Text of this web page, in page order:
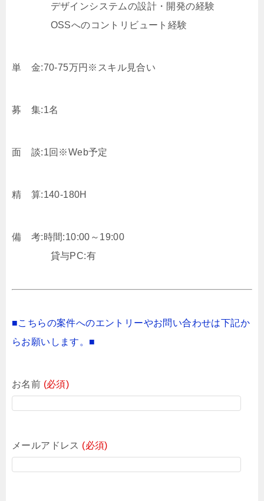
デザインシステムの設計・開発の経験
OSSへのコントリビュート経験
単 金:70-75万円※スキル見合い
募 集:1名
面 談:1回※Web予定
精 算:140-180H
備 考:時間:10:00～19:00
貸与PC:有
■こちらの案件へのエントリーやお問い合わせは下記か
らお願いします。■
お名前 (必須)
メールアドレス (必須)